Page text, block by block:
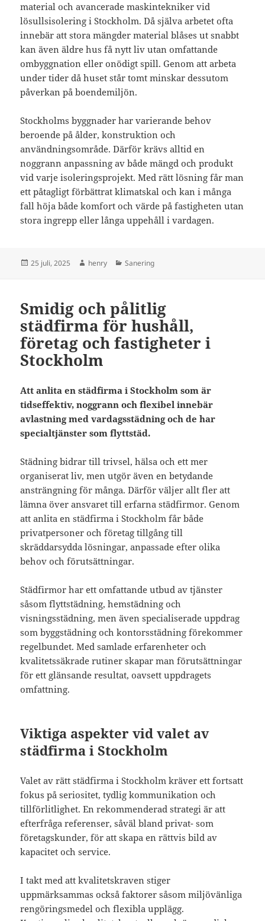
material och avancerade maskintekniker vid
lösullsisolering i Stockholm. Då själva arbetet ofta
innebär att stora mängder material blåses ut snabbt
kan även äldre hus få nytt liv utan omfattande
ombyggnation eller onödigt spill. Genom att arbeta
under tider då huset står tomt minskar dessutom
påverkan på boendemiljön.
Stockholms byggnader har varierande behov
beroende på ålder, konstruktion och
användningsområde. Därför krävs alltid en
noggrann anpassning av både mängd och produkt
vid varje isoleringsprojekt. Med rätt lösning får man
ett påtagligt förbättrat klimatskal och kan i många
fall höja både komfort och värde på fastigheten utan
stora ingrepp eller långa uppehåll i vardagen.
Postat
25 juli, 2025 Författare
henry Kategorier
Sanering
Smidig och pålitlig
städfirma för hushåll,
företag och fastigheter i
Stockholm
Att anlita en städfirma i Stockholm som är
tidseffektiv, noggrann och flexibel innebär
avlastning med vardagsstädning och de har
specialtjänster som flyttstäd.
Städning bidrar till trivsel, hälsa och ett mer
organiserat liv, men utgör även en betydande
ansträngning för många. Därför väljer allt fler att
lämna över ansvaret till erfarna städfirmor. Genom
att anlita en städfirma i Stockholm får både
privatpersoner och företag tillgång till
skräddarsydda lösningar, anpassade efter olika
behov och förutsättningar.
Städfirmor har ett omfattande utbud av tjänster
såsom flyttstädning, hemstädning och
visningsstädning, men även specialiserade uppdrag
som byggstädning och kontorsstädning förekommer
regelbundet. Med samlade erfarenheter och
kvalitetssäkrade rutiner skapar man förutsättningar
för ett glänsande resultat, oavsett uppdragets
omfattning.
Viktiga aspekter vid valet av
städfirma i Stockholm
Valet av rätt städfirma i Stockholm kräver ett fortsatt
fokus på seriositet, tydlig kommunikation och
tillförlitlighet. En rekommenderad strategi är att
efterfråga referenser, såväl bland privat- som
företagskunder, för att skapa en rättvis bild av
kapacitet och service.
I takt med att kvalitetskraven stiger
uppmärksammas också faktorer såsom miljövänliga
rengöringsmedel och flexibla upplägg.